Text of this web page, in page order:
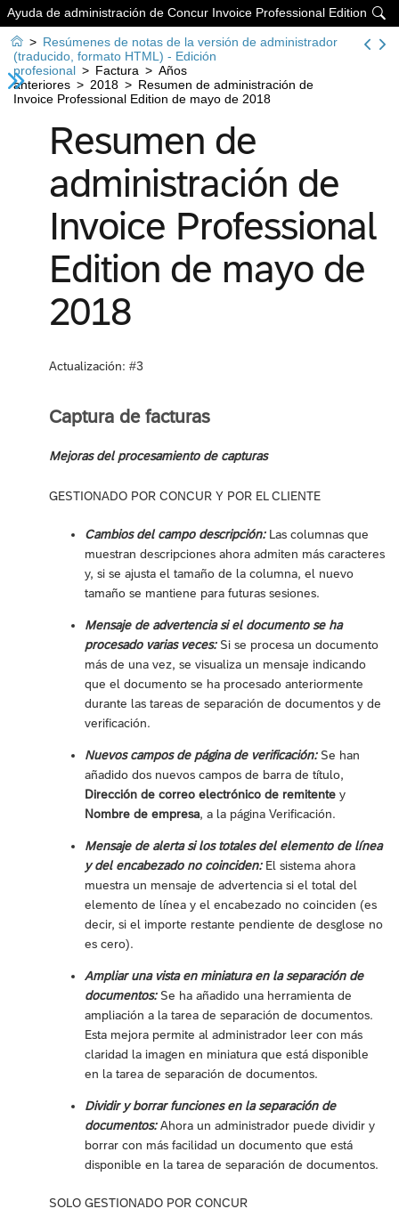

Ayuda de administración de Concur Invoice Professional Edition
 > Resúmenes de notas de la versión de administrador
(traducido, formato HTML) - Edición
profesional > Factura > Años
anteriores > 2018 > Resumen de administración de
Invoice Professional Edition de mayo de 2018
Resumen de
administración de
Invoice Professional
Edition de mayo de
2018
Actualización: #3
Captura de facturas
Mejoras del procesamiento de capturas
GESTIONADO POR CONCUR Y POR EL CLIENTE
Cambios del campo descripción:Las columnas que
muestran descripciones ahora admiten más caracteres
y, si se ajusta el tamaño de la columna, el nuevo
tamaño se mantiene para futuras sesiones.
Mensaje de advertencia si el documento se ha
procesado varias veces:Si se procesa un documento
más de una vez, se visualiza un mensaje indicando
que el documento se ha procesado anteriormente
durante las tareas de separación de documentos y de
verificación.
Nuevos campos de página de verificación:Se han
añadido dos nuevos campos de barra de título,
Dirección de correo electrónico de remitente y
Nombre de empresa, a la página Verificación.
Mensaje de alerta si los totales del elemento de línea
y del encabezado no coinciden:El sistema ahora
muestra un mensaje de advertencia si el total del
elemento de línea y el encabezado no coinciden (es
decir, si el importe restante pendiente de desglose no
es cero).
Ampliar una vista en miniatura en la separación de
documentos:Se ha añadido una herramienta de
ampliación a la tarea de separación de documentos.
Esta mejora permite al administrador leer con más
claridad la imagen en miniatura que está disponible
en la tarea de separación de documentos.
Dividir y borrar funciones en la separación de
documentos:Ahora un administrador puede dividir y
borrar con más facilidad un documento que está
disponible en la tarea de separación de documentos.
SOLO GESTIONADO POR CONCUR